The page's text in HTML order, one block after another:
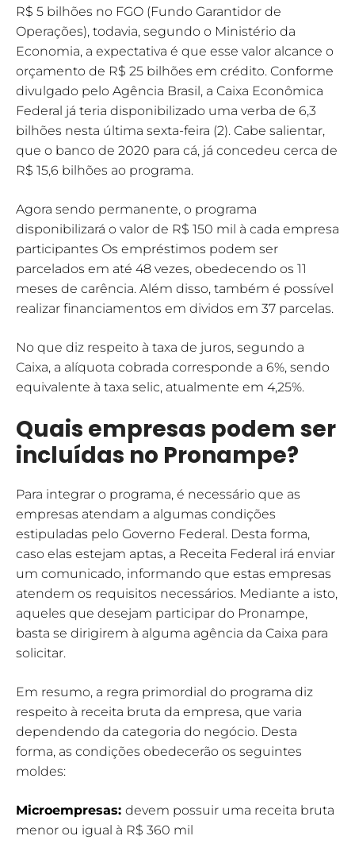
R$ 5 bilhões no FGO (Fundo Garantidor de
Operações), todavia, segundo o Ministério da
Economia, a expectativa é que esse valor alcance o
orçamento de R$ 25 bilhões em crédito. Conforme
divulgado pelo Agência Brasil, a Caixa Econômica
Federal já teria disponibilizado uma verba de 6,3
bilhões nesta última sexta-feira (2). Cabe salientar,
que o banco de 2020 para cá, já concedeu cerca de
R$ 15,6 bilhões ao programa.
Agora sendo permanente, o programa
disponibilizará o valor de R$ 150 mil à cada empresa
participantes Os empréstimos podem ser
parcelados em até 48 vezes, obedecendo os 11
meses de carência. Além disso, também é possível
realizar financiamentos em dividos em 37 parcelas.
No que diz respeito à taxa de juros, segundo a
Caixa, a alíquota cobrada corresponde a 6%, sendo
equivalente à taxa selic, atualmente em 4,25%.
Quais empresas podem ser
incluídas no Pronampe?
Para integrar o programa, é necessário que as
empresas atendam a algumas condições
estipuladas pelo Governo Federal. Desta forma,
caso elas estejam aptas, a Receita Federal irá enviar
um comunicado, informando que estas empresas
atendem os requisitos necessários. Mediante a isto,
aqueles que desejam participar do Pronampe,
basta se dirigirem à alguma agência da Caixa para
solicitar.
Em resumo, a regra primordial do programa diz
respeito à receita bruta da empresa, que varia
dependendo da categoria do negócio. Desta
forma, as condições obedecerão os seguintes
moldes:
Microempresas: devem possuir uma receita bruta
menor ou igual à R$ 360 mil